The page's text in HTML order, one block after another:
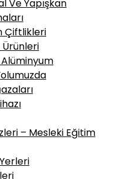
Ve Yapışkan
Çiftlikleri
Ürünleri
– Mesleki Eğitim